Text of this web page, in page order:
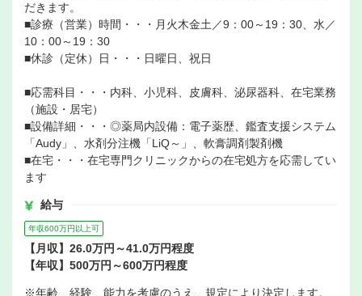
だきます。
■診療（営業）時間・・・月火木金土／9：00～19：30、水／
10：00～19：30
■休診（定休）日・・・日曜日、祝日
■応需科目・・・内科、小児科、皮膚科、泌尿器科、在宅業務
（施設・居宅）
■設備詳細・・・◎薬局内設備：電子薬歴、鑑査支援システム
「Audy」、水剤分注機「LiQ～」、軟膏調剤製剤機
■在宅・・・在宅専門クリニックからの在宅処方を応需してい
ます
給与
年収600万円以上可
【月収】26.0万円～41.0万円程度
【年収】500万円～600万円程度
※年齢、経験、能力を考慮のうえ、規定により決定します。